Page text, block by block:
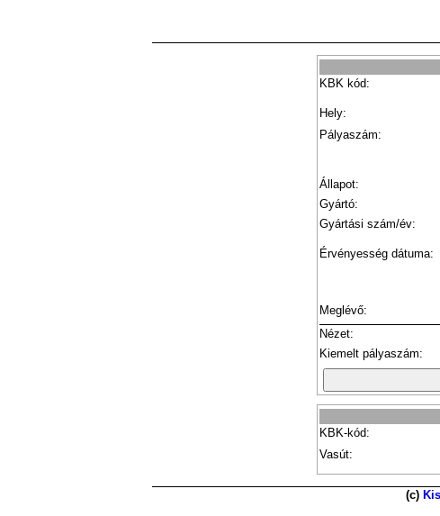
KBK kód:
Hely:
Pályaszám:
Állapot:
Gyártó:
Gyártási szám/év:
Érvényesség dátuma:
Meglévő:
Nézet:
Kiemelt pályaszám:
KBK-kód:
Vasút:
(c)